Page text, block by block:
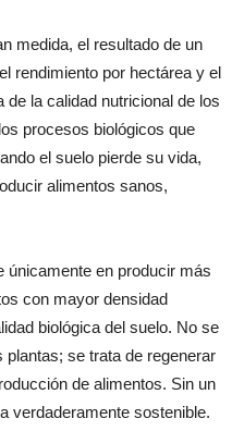
medida, el resultado de un
rendimiento por hectárea y el
la calidad nutricional de los
procesos biológicos que
el suelo pierde su vida,
alimentos sanos,
únicamente en producir más
con mayor densidad
biológica del suelo. No se
se trata de regenerar
de alimentos. Sin un
verdaderamente sostenible.